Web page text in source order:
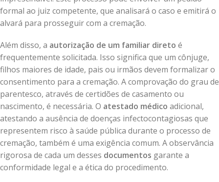
formal ao juiz competente, que analisará o caso e emitirá o
alvará para prosseguir com a cremação.
Além disso, a autorização de um familiar direto é
frequentemente solicitada. Isso significa que um cônjuge,
filhos maiores de idade, pais ou irmãos devem formalizar o
consentimento para a cremação. A comprovação do grau de
parentesco, através de certidões de casamento ou
nascimento, é necessária. O atestado médico adicional,
atestando a ausência de doenças infectocontagiosas que
representem risco à saúde pública durante o processo de
cremação, também é uma exigência comum. A observância
rigorosa de cada um desses documentos garante a
conformidade legal e a ética do procedimento.